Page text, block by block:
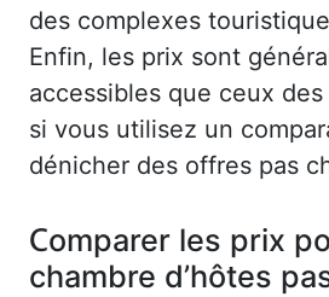
des complexes
Enfin, les prix sont
accessibles que ceux
si vous utilisez un
dénicher des offres pas
Comparer les prix
chambre d’hôtes